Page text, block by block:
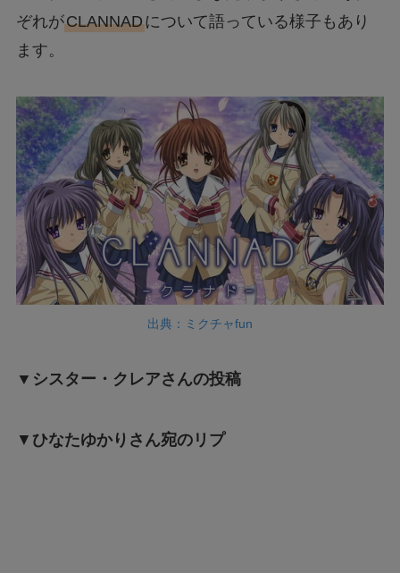
ぞれがCLANNADについて語っている様子もあり
ます。
出典：ミクチャfun
▼シスター・クレアさんの投稿
▼ ひなたゆかりさん宛のリプ